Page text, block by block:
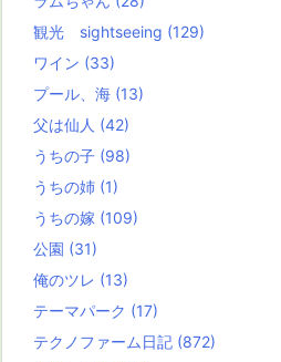
観光 sightseeing (129)
ワイン (33)
プール、海 (13)
父は仙人 (42)
うちの子 (98)
うちの姉 (1)
うちの嫁 (109)
公園 (31)
俺のツレ (13)
テーマパーク (17)
テクノファーム日記 (872)